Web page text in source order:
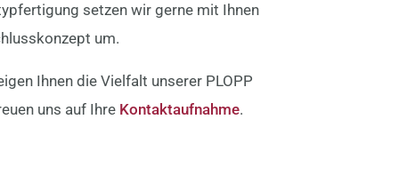
setzen wir gerne mit Ihnen
um.
Ihnen die Vielfalt unserer PLOPP
uns auf Ihre Kontaktaufnahme.